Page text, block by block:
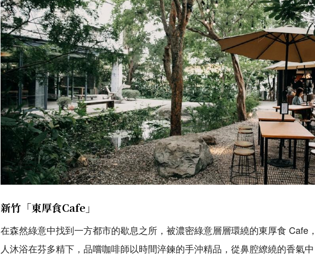
新竹「東厚食Cafe」
在森然綠意中找到一方都市的歇息之所，被濃密綠意層層環繞的東厚食 Cafe
人沐浴在芬多精下，品嚐咖啡師以時間淬鍊的手沖精品，從鼻腔繚繞的香氣